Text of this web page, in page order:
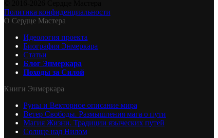
Политика конфиденциальности
О Сердце Мастера
Идеология проекта
Биография Энмеркара
Статьи
Блог Энмеркара
Походы за Силой
Книги Энмеркара
Руны и Векторное описание мира
Ветер Свободы. Размышления мага о пути
Магия Жизни. Традиции языческих путей
Солнце над Нилом